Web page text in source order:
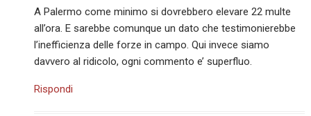
A Palermo come minimo si dovrebbero elevare 22 multe
all’ora. E sarebbe comunque un dato che testimonierebbe
l’inefficienza delle forze in campo. Qui invece siamo
davvero al ridicolo, ogni commento e’ superfluo.
Rispondi